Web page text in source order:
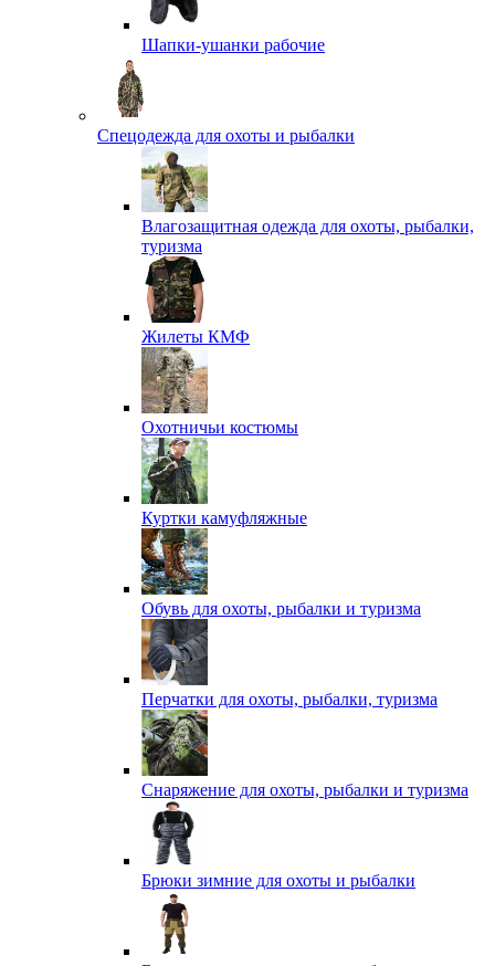
Шапки-ушанки рабочие
Спецодежда для охоты и рыбалки
Влагозащитная одежда для охоты, рыбалки,
туризма
Жилеты КМФ
Охотничьи костюмы
Куртки камуфляжные
Обувь для охоты, рыбалки и туризма
Перчатки для охоты, рыбалки, туризма
Снаряжение для охоты, рыбалки и туризма
Брюки зимние для охоты и рыбалки